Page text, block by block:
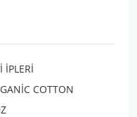
İPLERİ
COTTON